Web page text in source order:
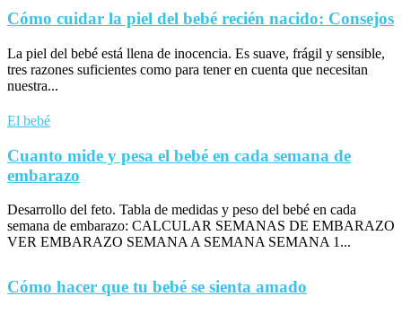
Cómo cuidar la piel del bebé recién nacido: Consejos
La piel del bebé está llena de inocencia. Es suave, frágil y sensible,
tres razones suficientes como para tener en cuenta que necesitan
nuestra...
El bebé
Cuanto mide y pesa el bebé en cada semana de
embarazo
Desarrollo del feto. Tabla de medidas y peso del bebé en cada
semana de embarazo: CALCULAR SEMANAS DE EMBARAZO
VER EMBARAZO SEMANA A SEMANA SEMANA 1...
Cómo hacer que tu bebé se sienta amado